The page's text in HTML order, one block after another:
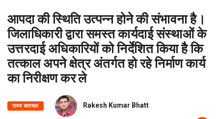
आपदा की स्थिति उत्पन्न होने की संभावना है।
जिलाधिकारी द्वारा समस्त कार्यदाई संस्थाओं के
उत्तरदाई अधिकारियों को निर्देशित किया है कि
तत्काल अपने क्षेत्र अंतर्गत हो रहे निर्माण कार्य
का निरीक्षण कर ले
राज्य समाचार Rakesh Kumar Bhatt